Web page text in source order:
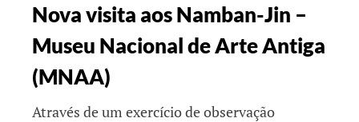
Nova visita aos Namban-Jin –
Museu Nacional de Arte Antiga
(MNAA)
Através de um exercício de observação